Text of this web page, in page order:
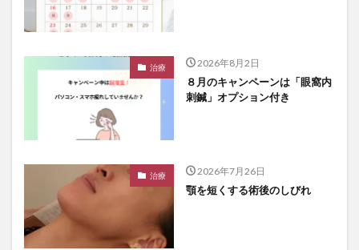
治療 2026年8月2日
８月のキャンペーンは「眼窩内
刺鍼」オプション付き
治療 2026年7月26日
顎を短くする術後のしびれ